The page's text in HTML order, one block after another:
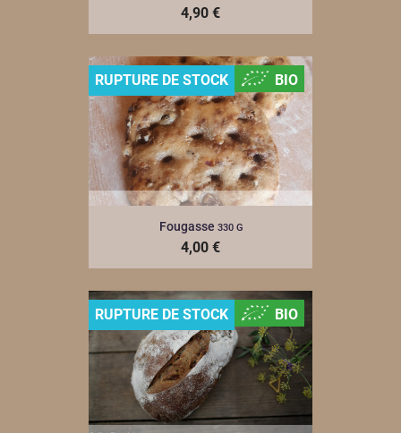
4,90 €
Fougasse 330 G
4,00 €
RUPTURE DE STOCK BIO
RUPTURE DE STOCK BIO